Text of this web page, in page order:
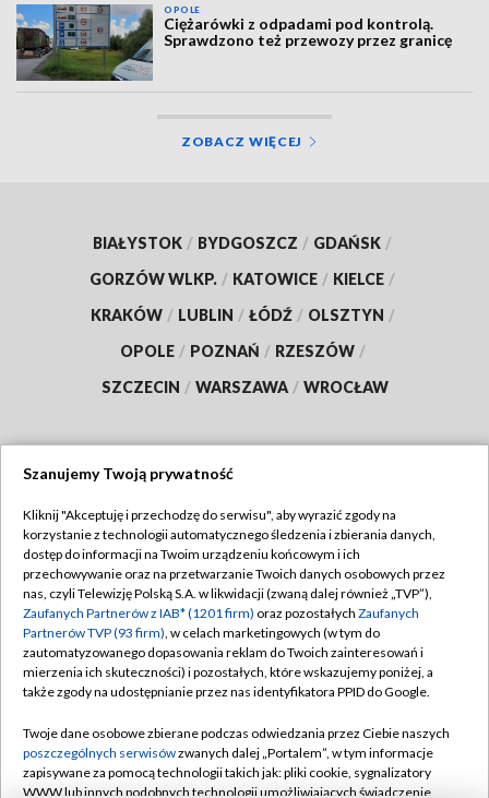
OPOLE
Ciężarówki z odpadami pod kontrolą.
Sprawdzono też przewozy przez granicę
ZOBACZ WIĘCEJ
BIAŁYSTOK / BYDGOSZCZ / GDAŃSK /
GORZÓW WLKP. / KATOWICE / KIELCE /
KRAKÓW / LUBLIN / ŁÓDŹ / OLSZTYN /
OPOLE / POZNAŃ / RZESZÓW /
SZCZECIN / WARSZAWA / WROCŁAW
TVP
Abonament TVP
Emisja w TVP
Centrum informacji TVP
Naziemna Telewizja Cyfrowa
Rada Programowa
System NOS
Regulamin TVP
Polityka prywatności
Moje zgody
Pomoc
Kontakt
Szanujemy Twoją prywatność
Kliknij "Akceptuję i przechodzę do serwisu", aby wyrazić zgody na
korzystanie z technologii automatycznego śledzenia i zbierania danych,
dostęp do informacji na Twoim urządzeniu końcowym i ich
przechowywanie oraz na przetwarzanie Twoich danych osobowych przez
nas, czyli Telewizję Polską S.A. w likwidacji (zwaną dalej również „TVP”),
Zaufanych Partnerów z IAB* (1201 firm) oraz pozostałych Zaufanych
Partnerów TVP (93 firm), w celach marketingowych (w tym do
zautomatyzowanego dopasowania reklam do Twoich zainteresowań i
mierzenia ich skuteczności) i pozostałych, które wskazujemy poniżej, a
także zgody na udostępnianie przez nas identyfikatora PPID do Google.
Twoje dane osobowe zbierane podczas odwiedzania przez Ciebie naszych
poszczególnych serwisówzwanych dalej „Portalem”, w tym informacje
zapisywane za pomocą technologii takich jak: pliki cookie, sygnalizatory
WWW lub innych podobnych technologii umożliwiających świadczenie